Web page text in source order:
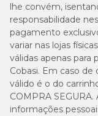
lhe convém,
responsabilidade
pagamento
variar nas lojas
válidas apenas
Cobasi. Em caso
válido é o do
COMPRA
informações